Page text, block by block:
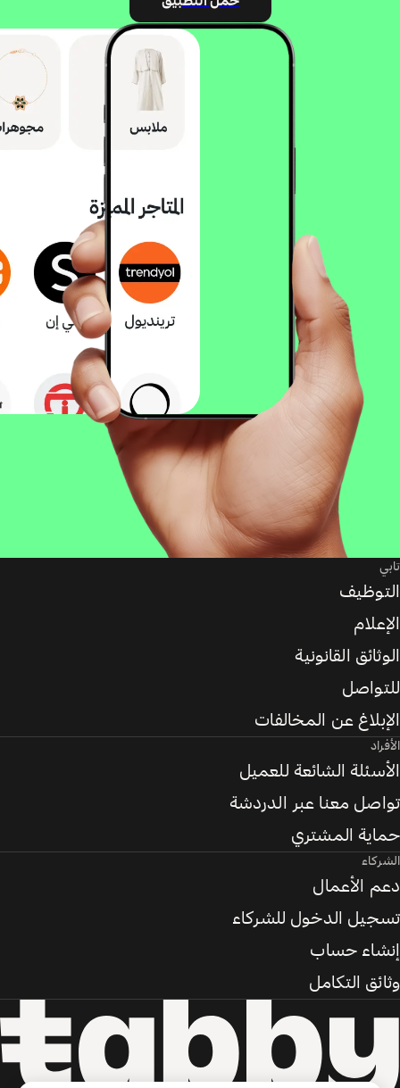
تابي
التوظيف
الإعلام
الوثائق القانونية
للتواصل
الإبلاغ عن المخالفات
الأفراد
الأسئلة الشائعة للعميل
تواصل معنا عبر الدردشة
حماية المشتري
الشركاء
دعم الأعمال
تسجيل الدخول للشركاء
إنشاء حساب
وثائق التكامل